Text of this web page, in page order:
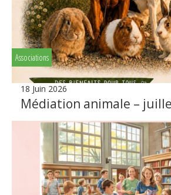
Associations
18 Juin 2026
Médiation animale –